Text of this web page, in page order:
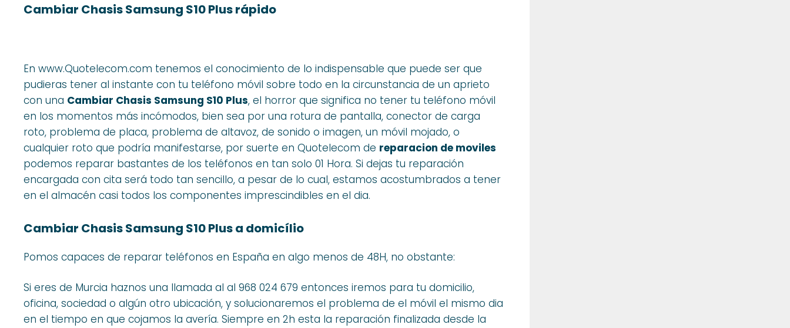
Cambiar Chasis Samsung S10 Plus rápido
En www.Quotelecom.com tenemos el conocimiento de lo indispensable que puede ser que
pudieras tener al instante con tu teléfono móvil sobre todo en la circunstancia de un aprieto
con una Cambiar Chasis Samsung S10 Plus, el horror que significa no tener tu teléfono móvil
en los momentos más incómodos, bien sea por una rotura de pantalla, conector de carga
roto, problema de placa, problema de altavoz, de sonido o imagen, un móvil mojado, o
cualquier roto que podría manifestarse, por suerte en Quotelecom de reparacion de moviles
podemos reparar bastantes de los teléfonos en tan solo 01 Hora. Si dejas tu reparación
encargada con cita será todo tan sencillo, a pesar de lo cual, estamos acostumbrados a tener
en el almacén casi todos los componentes imprescindibles en el dia.
Cambiar Chasis Samsung S10 Plus a domicílio
Pomos capaces de reparar teléfonos en España en algo menos de 48H, no obstante:
Si eres de Murcia haznos una llamada al al 968 024 679 entonces iremos para tu domicilio,
oficina, sociedad o algún otro ubicación, y solucionaremos el problema de el móvil el mismo dia
en el tiempo en que cojamos la avería. Siempre en 2h esta la reparación finalizada desde la